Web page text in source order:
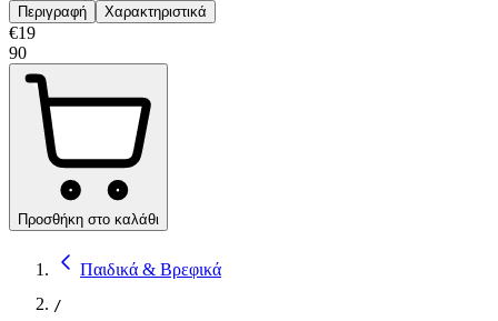
Περιγραφή Χαρακτηριστικά
€19
90
Προσθήκη στο καλάθι
Παιδικά & Βρεφικά
/